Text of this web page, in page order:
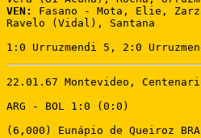
VEN:
Fasano - Mota, Elie,
Ravelo (Vidal), Santana
1:0 Urruzmendi 5, 2:0
22.01.67 Montevideo,
ARG - BOL 1:0 (0:0)
(6,000) Eunápio de Queiroz BRA